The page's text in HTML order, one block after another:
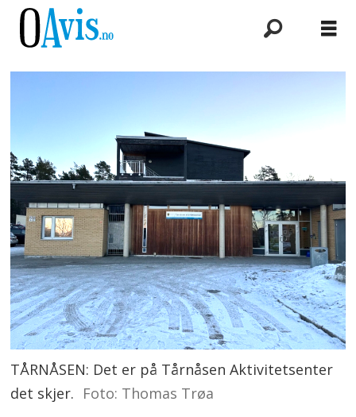
TÅRNÅSEN: Det er på Tårnåsen Aktivitetsenter
det skjer. Foto: Thomas Trøa